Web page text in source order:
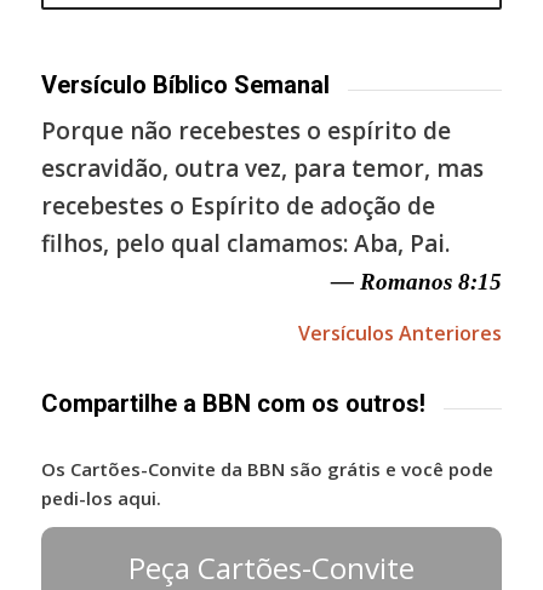
Versículo Bíblico Semanal
Porque não recebestes o espírito de
escravidão, outra vez, para temor, mas
recebestes o Espírito de adoção de
filhos, pelo qual clamamos: Aba, Pai.
— Romanos 8:15
Versículos Anteriores
Compartilhe a BBN com os outros!
Os Cartões-Convite da BBN são grátis e você pode
pedi-los aqui.
Peça Cartões-Convite